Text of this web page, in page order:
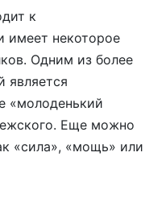
к
имеет некоторое
Одним из более
является
«молоденький
Еще можно
«сила», «мощь» или